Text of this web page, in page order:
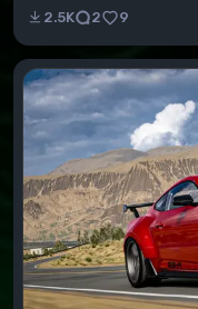
2.5K 2 9